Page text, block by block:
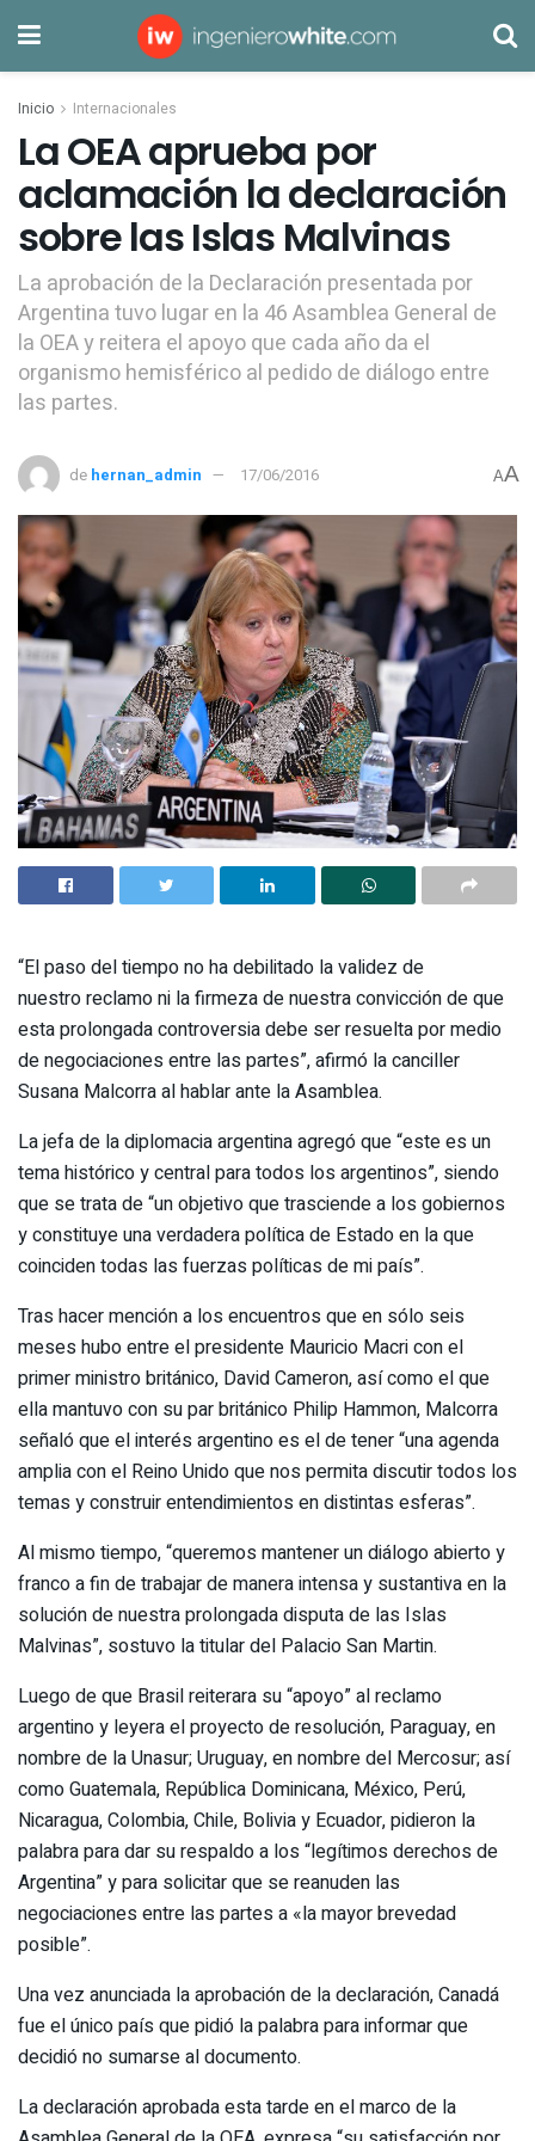
Inicio Internacionales
La OEA aprueba por
aclamación la declaración
sobre las Islas Malvinas
La aprobación de la Declaración presentada por
Argentina tuvo lugar en la 46 Asamblea General de
la OEA y reitera el apoyo que cada año da el
organismo hemisférico al pedido de diálogo entre
las partes.
de hernan_admin 17/06/2016 AA
“El paso del tiempo no ha debilitado la validez de
nuestro reclamo ni la firmeza de nuestra convicción de que
esta prolongada controversia debe ser resuelta por medio
de negociaciones entre las partes”, afirmó la canciller
Susana Malcorra al hablar ante la Asamblea.
La jefa de la diplomacia argentina agregó que “este es un
tema histórico y central para todos los argentinos”, siendo
que se trata de “un objetivo que trasciende a los gobiernos
y constituye una verdadera política de Estado en la que
coinciden todas las fuerzas políticas de mi país”.
Tras hacer mención a los encuentros que en sólo seis
meses hubo entre el presidente Mauricio Macri con el
primer ministro británico, David Cameron, así como el que
ella mantuvo con su par británico Philip Hammon, Malcorra
señaló que el interés argentino es el de tener “una agenda
amplia con el Reino Unido que nos permita discutir todos los
temas y construir entendimientos en distintas esferas”.
Al mismo tiempo, “queremos mantener un diálogo abierto y
franco a fin de trabajar de manera intensa y sustantiva en la
solución de nuestra prolongada disputa de las Islas
Malvinas”, sostuvo la titular del Palacio San Martin.
Luego de que Brasil reiterara su “apoyo” al reclamo
argentino y leyera el proyecto de resolución, Paraguay, en
nombre de la Unasur; Uruguay, en nombre del Mercosur; así
como Guatemala, República Dominicana, México, Perú,
Nicaragua, Colombia, Chile, Bolivia y Ecuador, pidieron la
palabra para dar su respaldo a los “legítimos derechos de
Argentina” y para solicitar que se reanuden las
negociaciones entre las partes a «la mayor brevedad
posible”.
Una vez anunciada la aprobación de la declaración, Canadá
fue el único país que pidió la palabra para informar que
decidió no sumarse al documento.
La declaración aprobada esta tarde en el marco de la